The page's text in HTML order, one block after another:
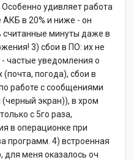
удивляет работа
АКБ в 20% и ниже - он
считанные минуты даже в
3) сбои в ПО: их не
частые уведомления о
погода), сбои в
работе с сообщениями
(черный экран)), в хром
с 5го раза,
в операционке при
программ. 4) встроенная
для меня оказалось оч